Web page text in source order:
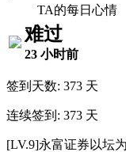
TA的每日心情
难过
23 小时前
签到天数: 373 天
连续签到: 373 天
[LV.9]永富证券以坛